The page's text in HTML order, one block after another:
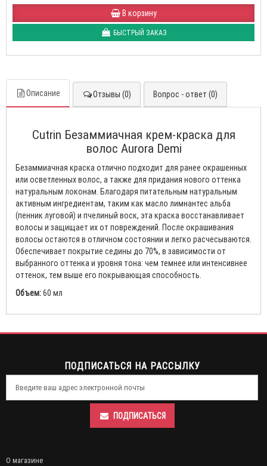
В корзину
БЫСТРЫЙ ЗАКАЗ
Описание Отзывы (0) Вопрос - ответ (0)
Cutrin Безаммиачная крем-краска для
волос Aurora Demi
Безаммиачная краска отлично подходит для ранее окрашенных
или осветленных волос, а также для придания нового оттенка
натуральным локонам. Благодаря питательным натуральным
активным ингредиентам, таким как масло лимнантес альба
(пенник луговой) и пчелиный воск, эта краска восстанавливает
волосы и защищает их от повреждений. После окрашивания
волосы остаются в отличном состоянии и легко расчесываются.
Обеспечивает покрытие седины до 70%, в зависимости от
выбранного оттенка и уровня тона: чем темнее или интенсивнее
оттенок, тем выше его покрывающая способность.
Объем:60 мл
ПОДПИСАТЬСЯ НА РАССЫЛКУ
ПОДПИСАТЬСЯ
О магазине